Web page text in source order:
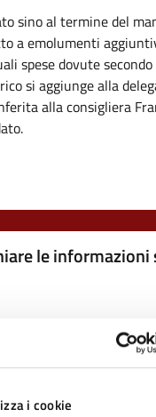
i cookie
sino al termine del
a emolumenti
spese dovute
si aggiunge alla
alla consigliera
le informazioni